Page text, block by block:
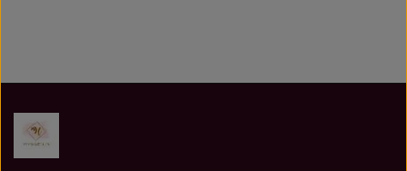
HAMAM HÅNDKLÆDER